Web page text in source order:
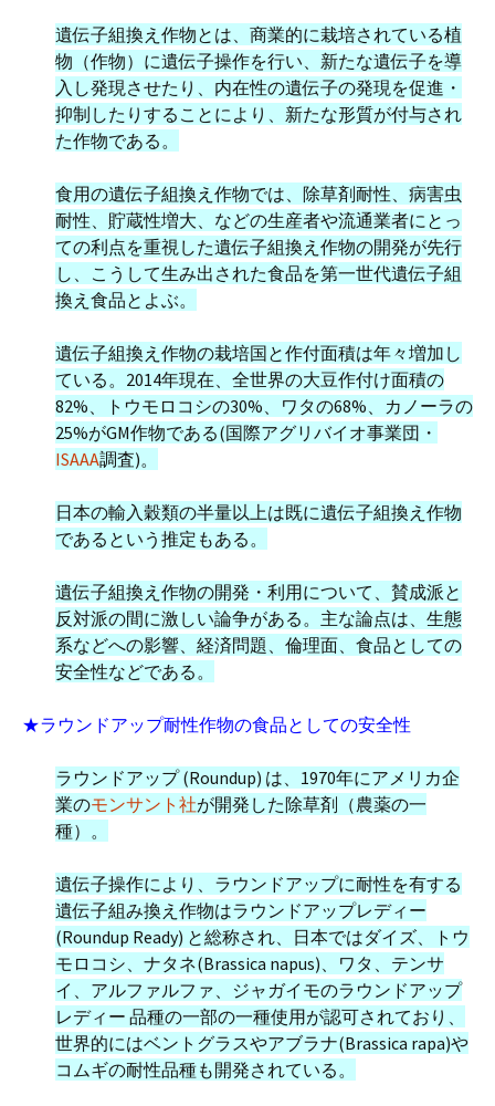
遺伝子組換え作物とは、商業的に栽培されている植
物（作物）に遺伝子操作を行い、新たな遺伝子を導
入し発現させたり、内在性の遺伝子の発現を促進・
抑制したりすることにより、新たな形質が付与され
た作物である。
食用の遺伝子組換え作物では、除草剤耐性、病害虫
耐性、貯蔵性増大、などの生産者や流通業者にとっ
ての利点を重視した遺伝子組換え作物の開発が先行
し、こうして生み出された食品を第一世代遺伝子組
換え食品とよぶ。
遺伝子組換え作物の栽培国と作付面積は年々増加し
ている。2014年現在、全世界の大豆作付け面積の
82%、トウモロコシの30%、ワタの68%、カノーラの
25%がGM作物である(国際アグリバイオ事業団・
ISAAA調査)。
日本の輸入穀類の半量以上は既に遺伝子組換え作物
であるという推定もある。
遺伝子組換え作物の開発・利用について、賛成派と
反対派の間に激しい論争がある。主な論点は、生態
系などへの影響、経済問題、倫理面、食品としての
安全性などである。
★ラウンドアップ耐性作物の食品としての安全性
ラウンドアップ (Roundup) は、1970年にアメリカ企
業のモンサント社が開発した除草剤（農薬の一
種）。
遺伝子操作により、ラウンドアップに耐性を有する
遺伝子組み換え作物はラウンドアップレディー
(Roundup Ready) と総称され、日本ではダイズ、トウ
モロコシ、ナタネ(Brassica napus)、ワタ、テンサ
イ、アルファルファ、ジャガイモのラウンドアップ
レディー 品種の一部の一種使用が認可されており、
世界的にはベントグラスやアブラナ(Brassica rapa)や
コムギの耐性品種も開発されている。